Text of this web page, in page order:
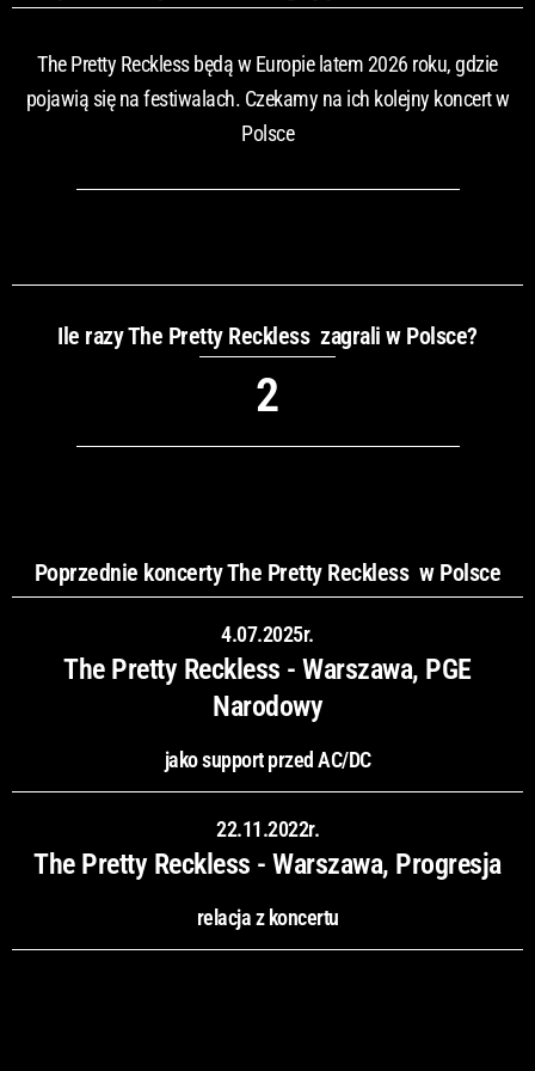
The Pretty Reckless będą w Europie latem 2026 roku, gdzie
pojawią się na festiwalach. Czekamy na ich kolejny koncert w
Polsce
Ile razy The Pretty Reckless zagrali w Polsce?
2
Poprzednie koncerty The Pretty Reckless w Polsce
4.07.2025r.
The Pretty Reckless - Warszawa, PGE
Narodowy
jako support przed AC/DC
22.11.2022r.
The Pretty Reckless - Warszawa, Progresja
relacja z koncertu